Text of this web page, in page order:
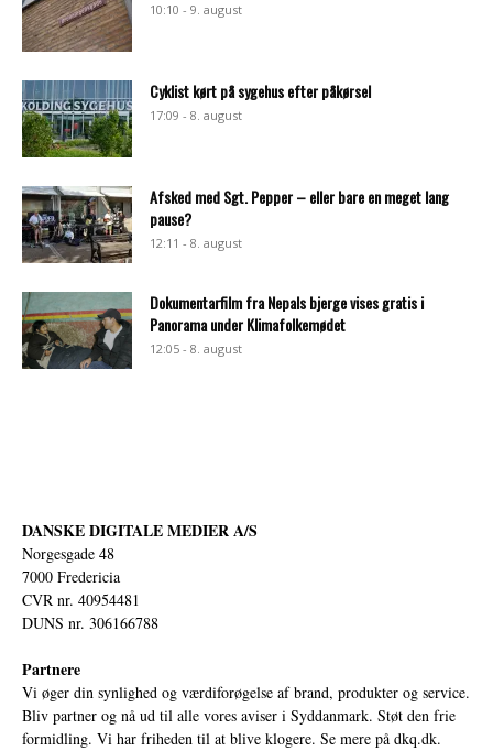
10:10 - 9. august
Cyklist kørt på sygehus efter påkørsel
17:09 - 8. august
Afsked med Sgt. Pepper – eller bare en meget lang
pause?
12:11 - 8. august
Dokumentarfilm fra Nepals bjerge vises gratis i
Panorama under Klimafolkemødet
12:05 - 8. august
DANSKE DIGITALE MEDIER A/S
Norgesgade 48
7000 Fredericia
CVR nr. 40954481
DUNS nr. 306166788
Partnere
Vi øger din synlighed og værdiforøgelse af brand, produkter og service.
Bliv partner og nå ud til alle vores aviser i Syddanmark. Støt den frie
formidling. Vi har friheden til at blive klogere. Se mere på dkq.dk.